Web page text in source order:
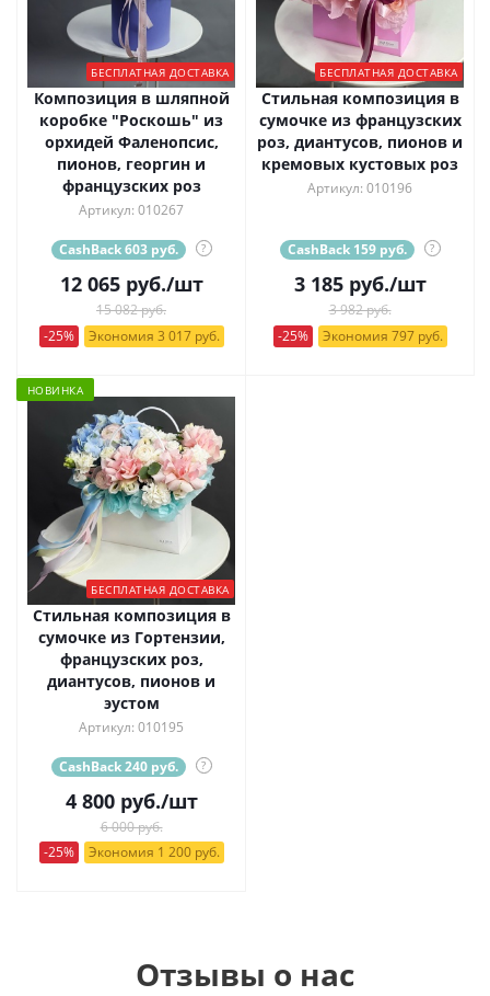
БЕСПЛАТНАЯ ДОСТАВКА
Композиция в шляпной
коробке "Роскошь" из
орхидей Фаленопсис,
пионов, георгин и
французских роз
Артикул: 010267
CashBack 603 руб. ?
12 065руб./шт
15 082 руб.
-25%
Экономия 3 017 руб.
БЕСПЛАТНАЯ ДОСТАВКА
Стильная композиция в
сумочке из французских
роз, диантусов, пионов и
кремовых кустовых роз
Артикул: 010196
CashBack 159 руб. ?
3 185руб./шт
3 982 руб.
-25%
Экономия 797 руб.
НОВИНКА
БЕСПЛАТНАЯ ДОСТАВКА
Стильная композиция в
сумочке из Гортензии,
французских роз,
диантусов, пионов и
эустом
Артикул: 010195
CashBack 240 руб. ?
4 800руб./шт
6 000 руб.
-25%
Экономия 1 200 руб.
Отзывы о нас